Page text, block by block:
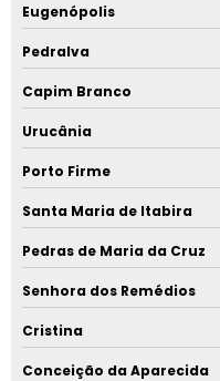
Eugenópolis
Pedralva
Capim Branco
Urucânia
Porto Firme
Santa Maria de Itabira
Pedras de Maria da Cruz
Senhora dos Remédios
Cristina
Conceição da Aparecida